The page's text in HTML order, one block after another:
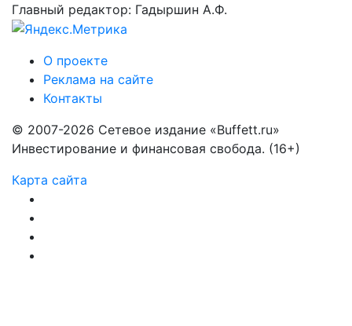
Главный редактор: Гадыршин А.Ф.
О проекте
Реклама на сайте
Контакты
© 2007-2026 Сетевое издание «Buffett.ru»
Инвестирование и финансовая свобода. (16+)
Карта сайта